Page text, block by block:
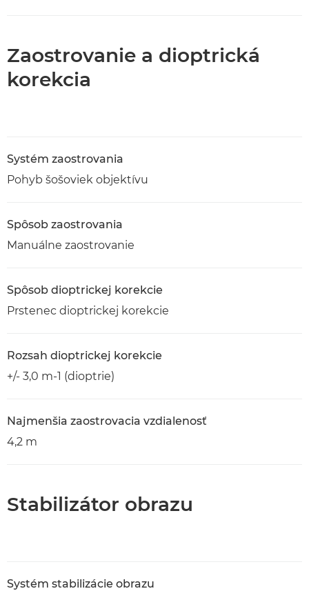
Zaostrovanie a dioptrická
korekcia
Systém zaostrovania
Pohyb šošoviek objektívu
Spôsob zaostrovania
Manuálne zaostrovanie
Spôsob dioptrickej korekcie
Prstenec dioptrickej korekcie
Rozsah dioptrickej korekcie
+/- 3,0 m-1 (dioptrie)
Najmenšia zaostrovacia vzdialenosť
4,2 m
Stabilizátor obrazu
Systém stabilizácie obrazu